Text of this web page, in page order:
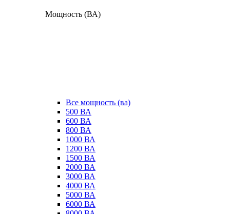
Мощность (ВА)
Все мощность (ва)
500 ВА
600 ВА
800 ВА
1000 ВА
1200 ВА
1500 ВА
2000 ВА
3000 ВА
4000 ВА
5000 ВА
6000 ВА